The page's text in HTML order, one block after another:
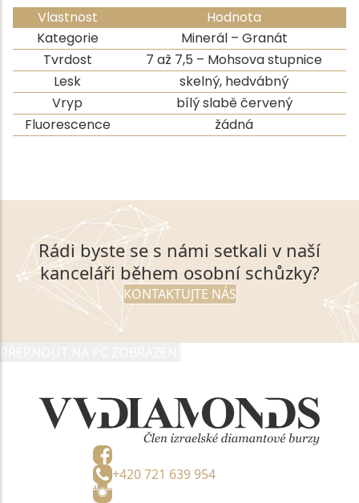
Vlastnost
Hodnota
Kategorie
Minerál – Granát
Tvrdost
7 až 7,5 – Mohsova stupnice
Lesk
skelný, hedvábný
Vryp
bílý slabě červený
Fluorescence
žádná
Rádi byste se s námi setkali v naší
kanceláři během osobní schůzky?
KONTAKTUJTE NÁS
+420 721 639 954